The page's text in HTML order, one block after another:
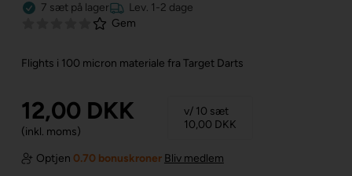
7 sæt på lager
Lev. 1-2 dage
Gem
Flights i 100 micron materiale fra Target Darts
12,00 DKK
(inkl. moms)
v/ 10 sæt
10,00 DKK
Optjen 0.70 bonuskroner Bliv medlem